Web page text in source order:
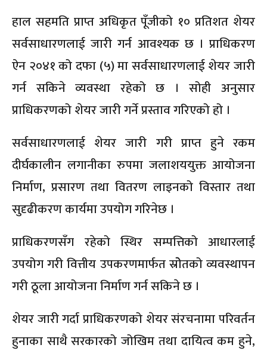
हाल सहमति प्राप्त अधिकृत पूँजीको १० प्रतिशत शेयर
सर्वसाधारणलाई जारी गर्न आवश्यक छ । प्राधिकरण
ऐन २०४१ को दफा (५) मा सर्वसाधारणलाई शेयर जारी
गर्न सकिने व्यवस्था रहेको छ । सोही अनुसार
प्राधिकरणको शेयर जारी गर्ने प्रस्ताव गरिएको हो ।
सर्वसाधारणलाई शेयर जारी गरी प्राप्त हुने रकम
दीर्घकालीन लगानीका रुपमा जलाशययुक्त आयोजना
निर्माण, प्रसारण तथा वितरण लाइनको विस्तार तथा
सुदृढीकरण कार्यमा उपयोग गरिनेछ ।
प्राधिकरणसँग रहेको स्थिर सम्पत्तिको आधारलाई
उपयोग गरी वित्तीय उपकरणमार्फत स्रोेतको व्यवस्थापन
गरी ठूला आयोजना निर्माण गर्न सकिने छ ।
शेयर जारी गर्दा प्राधिकरणको शेयर संरचनामा परिवर्तन
हुनाका साथै सरकारको जोखिम तथा दायित्व कम हुने,